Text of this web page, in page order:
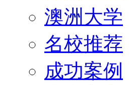
澳洲大学
名校推荐
成功案例